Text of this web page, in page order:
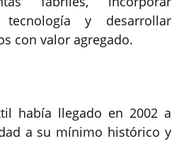
y desarrollar
con valor agregado.
había llegado en 2002 a
a su mínimo histórico y